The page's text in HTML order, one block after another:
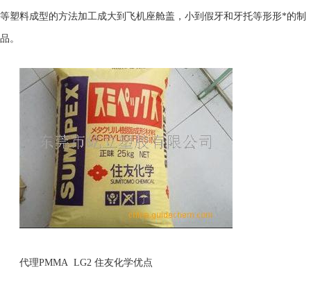
等塑料成型的方法加工成大到飞机座舱盖，小到假牙和牙托等形形*的制
品。
代理PMMA LG2 住友化学优点